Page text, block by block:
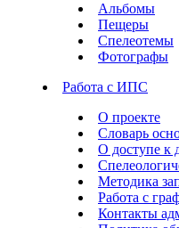
Альбомы
Пещеры
Спелеотемы
Фотографы
Работа с ИПС
О проекте
Словарь
О доступе к
Методика
Работа с
Контакты